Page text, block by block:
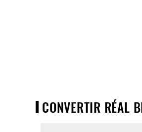
CONVERTIR RÉAL